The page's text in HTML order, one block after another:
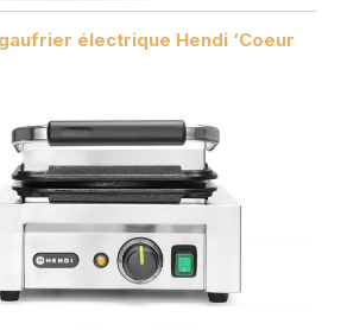
électrique Hendi ‘Coeur